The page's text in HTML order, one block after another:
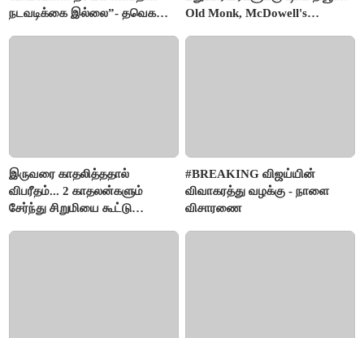
நடவடிக்கை இல்லை”- தவெக
Old Monk, McDowell's
இருவரை காதலித்ததால்
விபரீதம்... 2 காதலன்களும்
சேர்ந்து சிறுமியை கூட்டு
#BREAKING விஜய்யின்
விவாகரத்து வழக்கு - நாளை
விசாரணை